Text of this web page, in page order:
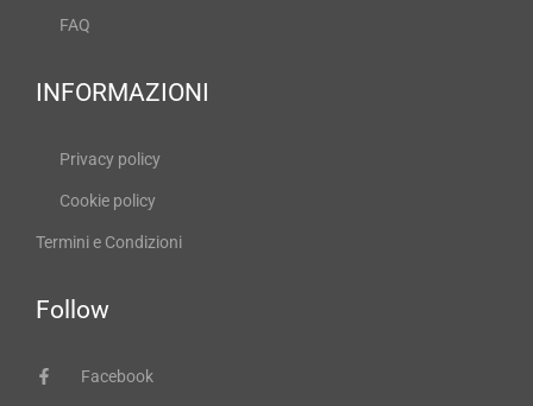
FAQ
INFORMAZIONI
Privacy policy
Cookie policy
Termini e Condizioni
Follow
Facebook